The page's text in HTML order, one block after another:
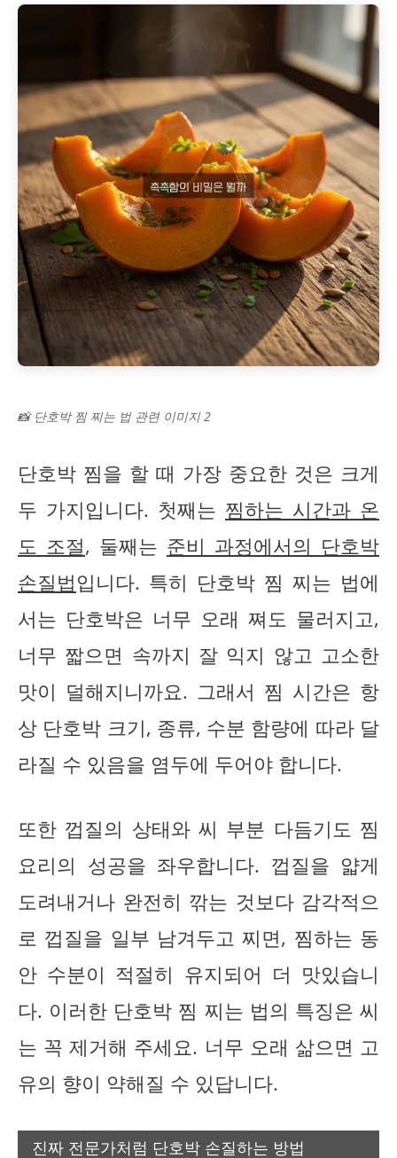
📸 단호박 찜 찌는 법 관련 이미지 2
단호박 찜을 할 때 가장 중요한 것은 크게
두 가지입니다. 첫째는 찜하는 시간과 온
도 조절, 둘째는 준비 과정에서의 단호박
손질법입니다. 특히 단호박 찜 찌는 법에
서는 단호박은 너무 오래 쪄도 물러지고,
너무 짧으면 속까지 잘 익지 않고 고소한
맛이 덜해지니까요. 그래서 찜 시간은 항
상 단호박 크기, 종류, 수분 함량에 따라 달
라질 수 있음을 염두에 두어야 합니다.
또한 껍질의 상태와 씨 부분 다듬기도 찜
요리의 성공을 좌우합니다. 껍질을 얇게
도려내거나 완전히 깎는 것보다 감각적으
로 껍질을 일부 남겨두고 찌면, 찜하는 동
안 수분이 적절히 유지되어 더 맛있습니
다. 이러한 단호박 찜 찌는 법의 특징은 씨
는 꼭 제거해 주세요. 너무 오래 삶으면 고
유의 향이 약해질 수 있답니다.
진짜 전문가처럼 단호박 손질하는 방법